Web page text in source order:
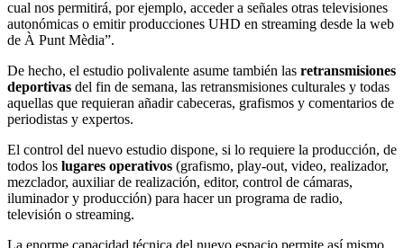
cual nos permitirá, por ejemplo, acceder a señales otras televisiones
autonómicas o emitir producciones UHD en streaming desde la web
de À Punt Mèdia”.
De hecho, el estudio polivalente asume también las retransmisiones
deportivas del fin de semana, las retransmisiones culturales y todas
aquellas que requieran añadir cabeceras, grafismos y comentarios de
periodistas y expertos.
El control del nuevo estudio dispone, si lo requiere la producción, de
todos los lugares operativos (grafismo, play-out, video, realizador,
mezclador, auxiliar de realización, editor, control de cámaras,
iluminador y producción) para hacer un programa de radio,
televisión o streaming.
La enorme capacidad técnica del nuevo espacio permite así mismo